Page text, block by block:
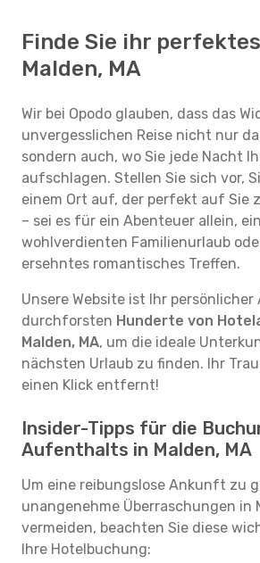
Finde Sie ihr
Malden, MA
Wir bei Opodo glauben, dass das
unvergesslichen Reise nicht nur
sondern auch, wo Sie jede Nacht
aufschlagen. Stellen Sie sich vor,
einem Ort auf, der perfekt auf Sie
– sei es für ein Abenteuer allein,
wohlverdienten Familienurlaub
ersehntes romantisches Treffen.
Unsere Website ist Ihr persönlicher
durchforsten Hunderte von
Malden, MA, um die ideale
nächsten Urlaub zu finden. Ihr
einen Klick entfernt!
Insider-Tipps für die
Aufenthalts in Malden, MA
Um eine reibungslose Ankunft zu
unangenehme Überraschungen in
vermeiden, beachten Sie diese
Ihre Hotelbuchung: